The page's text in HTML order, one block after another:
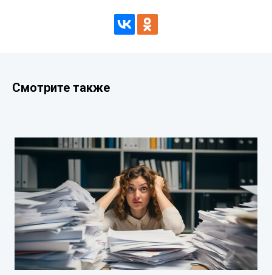
Смотрите также